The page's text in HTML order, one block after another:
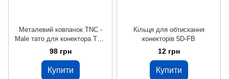
Металевий ковпачок TNC -
Male тато для конектора TNC
- Female мама
98 грн
Купити
Кільця для обтискання
конекторів 5D-FB
12 грн
Купити